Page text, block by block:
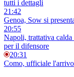
tutti i dettagli
21:42
Genoa, Sow si
20:55
Napoli, trattativa
per il difensore
20:31
Como, ufficiale